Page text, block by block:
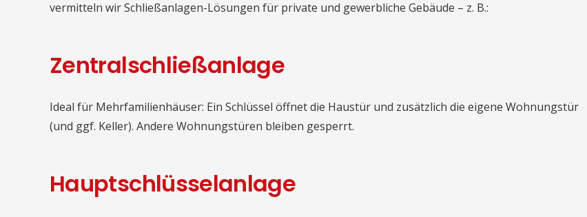
vermitteln wir Schließanlagen-Lösungen für private und gewerbliche Gebäude – z. B.:
Zentralschließanlage
Ideal für Mehrfamilienhäuser: Ein Schlüssel öffnet die Haustür und zusätzlich die eigene Wohnungstür
(und ggf. Keller). Andere Wohnungstüren bleiben gesperrt.
Hauptschlüsselanlage